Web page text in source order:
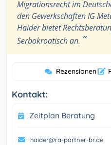
Migrationsrecht im
den Gewerkschaften IG
Haider bietet
Serbokroatisch an. ”
Rezensionen|
Kontakt:
Zeitplan Beratung
haider@ra-partner-br.de